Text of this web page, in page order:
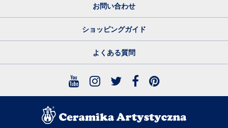
お問い合わせ
ショッピングガイド
よくある質問